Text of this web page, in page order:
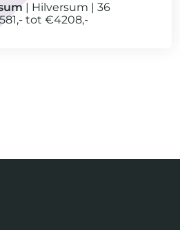
Hilversum
36
tot €4208,-